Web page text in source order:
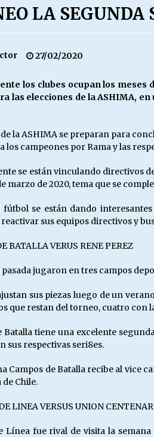
13/07/2026
VOLVER A SER ALTERNATIVA
16/06/2026
S.O.S. a los ricos, Save Our Souls
(Salvar Nuestras Almas)
LA
27/02/2020
los clubes ocupan los meses
las elecciones de la ASHIMA,
la ASHIMA se preparan para
los campeones por Rama y las
se están vinculando directivos
marzo de 2020, tema que se
se están dando
sus equipos directivos y
BATALLA VERUS RENE PEREZ
pasada jugaron en tres campos
sus piezas luego de un
que restan del torneo, cuatro con
Batalla tiene una excelente
sus respectivas seri8es.
Campos de Batalla recibe al vice
Chile.
LINEA VERSUS UNION
Línea fue rival de visita la